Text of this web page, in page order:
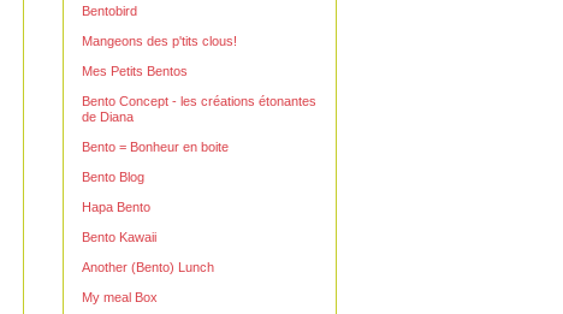
Bentobird
Mangeons des p'tits clous!
Mes Petits Bentos
Bento Concept - les créations étonantes
de Diana
Bento = Bonheur en boite
Bento Blog
Hapa Bento
Bento Kawaii
Another (Bento) Lunch
My meal Box